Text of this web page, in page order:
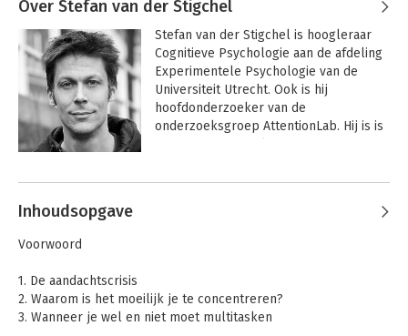
Over Stefan van der Stigchel
Stefan van der Stigchel is hoogleraar
Cognitieve Psychologie aan de afdeling
Experimentele Psychologie van de
Universiteit Utrecht. Ook is hij
hoofdonderzoeker van de
onderzoeksgroep AttentionLab. Hij is is
aandacht. Zijn werk werd in vele landen
Andere boeken door Stefan van der
Stigchel
Inhoudsopgave
Voorwoord
1. De aandachtscrisis
2. Waarom is het moeilijk je te concentreren?
3. Wanneer je wel en niet moet multitasken